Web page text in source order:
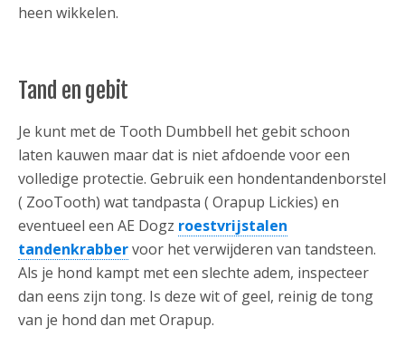
heen wikkelen.
Tand en gebit
Je kunt met de Tooth Dumbbell het gebit schoon
laten kauwen maar dat is niet afdoende voor een
volledige protectie. Gebruik een hondentandenborstel
( ZooTooth) wat tandpasta ( Orapup Lickies) en
eventueel een AE Dogz roestvrijstalen
tandenkrabbervoor het verwijderen van tandsteen.
Als je hond kampt met een slechte adem, inspecteer
dan eens zijn tong. Is deze wit of geel, reinig de tong
van je hond dan met Orapup.